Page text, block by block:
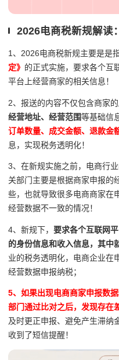
2026电商税新规解读：
1、2026电商税新规主要是是指
定》 的正式实施，要求各个互
平台上经营商家的相关信息！
2、报送的内容不仅包含商家的
经营地址、经营范围等基础信
订单数量、成交金额、退款金
息，实现税务透明化！
3、在新规实施之前，电商行
关部门主要是根据商家申报的
些，也就导致很多电商商家在
经营数据不一致的情况！
4、新规下， 要求各个互联网
的身份信息和收入信息，其中
业的税务透明化，电商企业在
经营数据申报纳税；
5、如果出现电商商家申报数
部门通过比对之后，发现存在
及时更正申报、避免产生滞纳
收到了短信提醒！